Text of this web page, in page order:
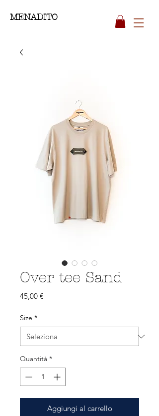
MENADITO
Over tee Sand
45,00 €Prezzo
Size *
Quantità *
Aggiungi al carrello